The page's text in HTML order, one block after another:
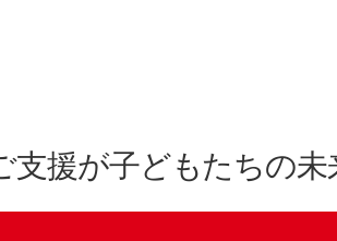
支援が子どもたちの